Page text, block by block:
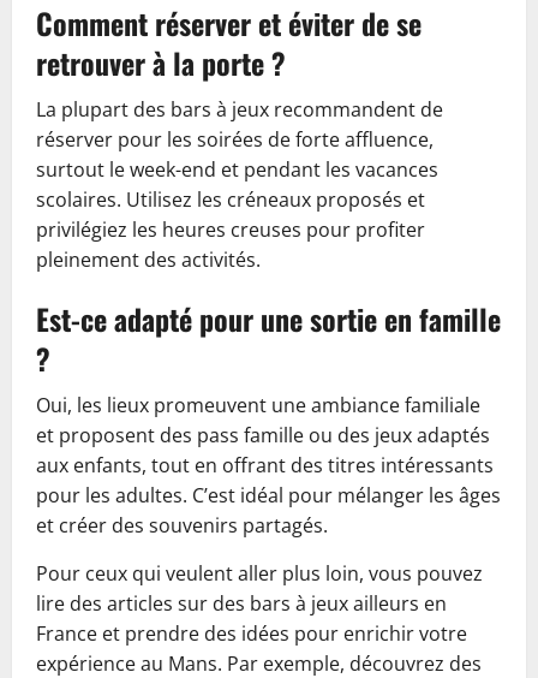
Comment réserver et éviter de se
retrouver à la porte ?
La plupart des bars à jeux recommandent de
réserver pour les soirées de forte affluence,
surtout le week-end et pendant les vacances
scolaires. Utilisez les créneaux proposés et
privilégiez les heures creuses pour profiter
pleinement des activités.
Est-ce adapté pour une sortie en famille
?
Oui, les lieux promeuvent une ambiance familiale
et proposent des pass famille ou des jeux adaptés
aux enfants, tout en offrant des titres intéressants
pour les adultes. C’est idéal pour mélanger les âges
et créer des souvenirs partagés.
Pour ceux qui veulent aller plus loin, vous pouvez
lire des articles sur des bars à jeux ailleurs en
France et prendre des idées pour enrichir votre
expérience au Mans. Par exemple, découvrez des